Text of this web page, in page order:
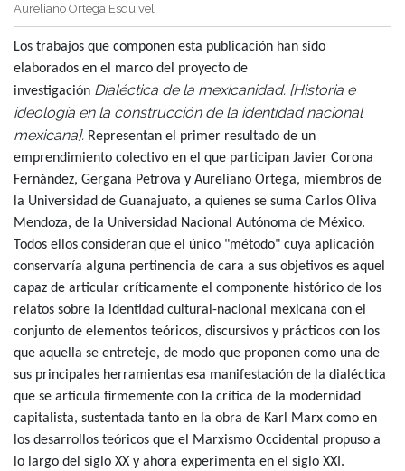
Aureliano Ortega Esquivel
Los trabajos que componen esta publicación han sido
elaborados en el marco del proyecto de
investigación Dialéctica de la mexicanidad. [Historia e
ideología en la construcción de la identidad nacional
mexicana]. Representan el primer resultado de un
emprendimiento colectivo en el que participan Javier Corona
Fernández, Gergana Petrova y Aureliano Ortega, miembros de
la Universidad de Guanajuato, a quienes se suma Carlos Oliva
Mendoza, de la Universidad Nacional Autónoma de México.
Todos ellos consideran que el único "método" cuya aplicación
conservaría alguna pertinencia de cara a sus objetivos es aquel
capaz de articular críticamente el componente histórico de los
relatos sobre la identidad cultural-nacional mexicana con el
conjunto de elementos teóricos, discursivos y prácticos con los
que aquella se entreteje, de modo que proponen como una de
sus principales herramientas esa manifestación de la dialéctica
que se articula firmemente con la crítica de la modernidad
capitalista, sustentada tanto en la obra de Karl Marx como en
los desarrollos teóricos que el Marxismo Occidental propuso a
lo largo del siglo XX y ahora experimenta en el siglo XXI.